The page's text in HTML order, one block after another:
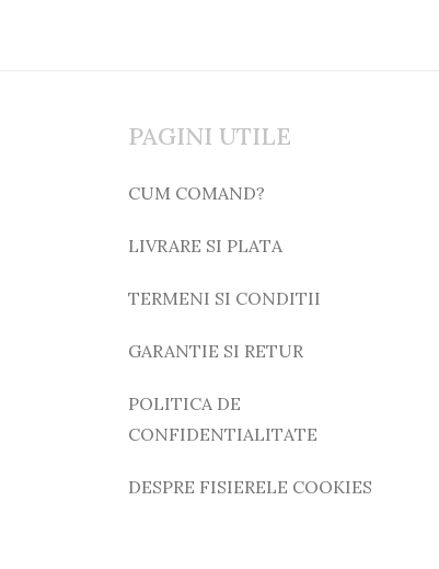
PAGINI UTILE
CUM COMAND?
LIVRARE SI PLATA
TERMENI SI CONDITII
GARANTIE SI RETUR
POLITICA DE
CONFIDENTIALITATE
DESPRE FISIERELE COOKIES